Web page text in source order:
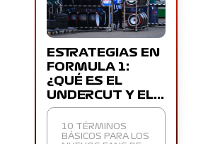
ESTRATEGIAS EN
FORMULA 1:
¿QUÉ ES EL
UNDERCUT Y EL…
10 TÉRMINOS
BÁSICOS PARA LOS